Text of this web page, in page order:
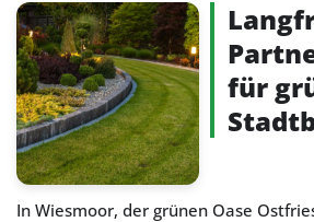
für
In Wiesmoor, der grünen Oase